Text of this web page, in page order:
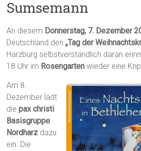
Sumsemann
An diesem Donnerstag, 7. Dezember
Deutschland den„Tag der
Harzburg selbstverständlich daran
18 Uhr im Rosengarten wieder eine
Am 8.
Dezember lädt
diepax christi
Basisgruppe
Nordharz dazu
ein. Die